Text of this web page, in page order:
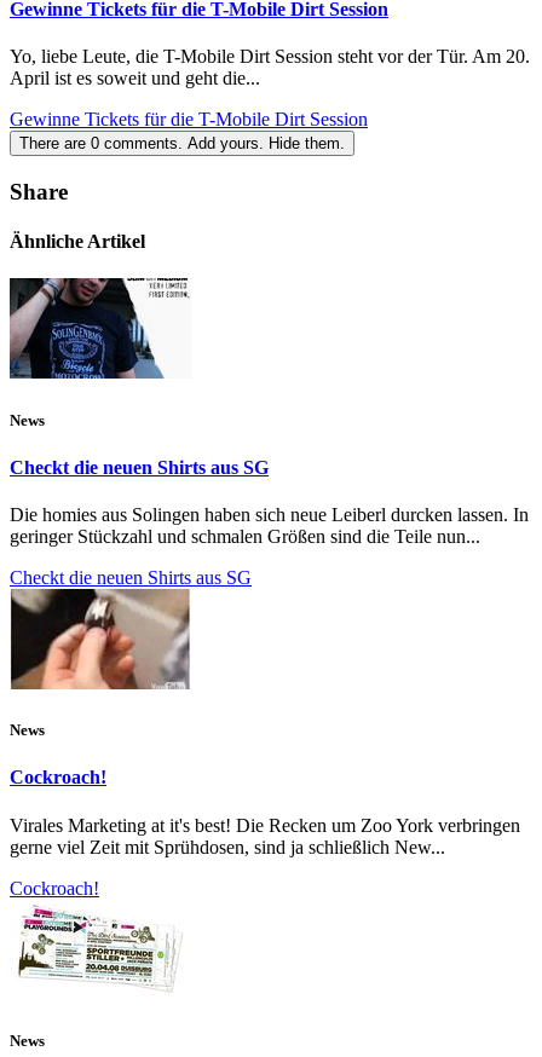
Gewinne Tickets für die T-Mobile Dirt Session
Yo, liebe Leute, die T-Mobile Dirt Session steht vor der Tür. Am 20.
April ist es soweit und geht die...
Gewinne Tickets für die T-Mobile Dirt Session
There are 0 comments. Add yours. Hide them.
Share
Ähnliche Artikel
News
Checkt die neuen Shirts aus SG
Die homies aus Solingen haben sich neue Leiberl durcken lassen. In
geringer Stückzahl und schmalen Größen sind die Teile nun...
Checkt die neuen Shirts aus SG
News
Cockroach!
Virales Marketing at it's best! Die Recken um Zoo York verbringen
gerne viel Zeit mit Sprühdosen, sind ja schließlich New...
Cockroach!
News